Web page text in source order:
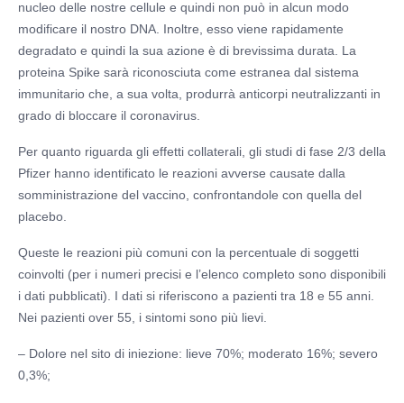
nucleo delle nostre cellule e quindi non può in alcun modo
modificare il nostro DNA. Inoltre, esso viene rapidamente
degradato e quindi la sua azione è di brevissima durata. La
proteina Spike sarà riconosciuta come estranea dal sistema
immunitario che, a sua volta, produrrà anticorpi neutralizzanti in
grado di bloccare il coronavirus.
Per quanto riguarda gli effetti collaterali, gli studi di fase 2/3 della
Pfizer hanno identificato le reazioni avverse causate dalla
somministrazione del vaccino, confrontandole con quella del
placebo.
Queste le reazioni più comuni con la percentuale di soggetti
coinvolti (per i numeri precisi e l’elenco completo sono disponibili
i dati pubblicati). I dati si riferiscono a pazienti tra 18 e 55 anni.
Nei pazienti over 55, i sintomi sono più lievi.
– Dolore nel sito di iniezione: lieve 70%; moderato 16%; severo
0,3%;